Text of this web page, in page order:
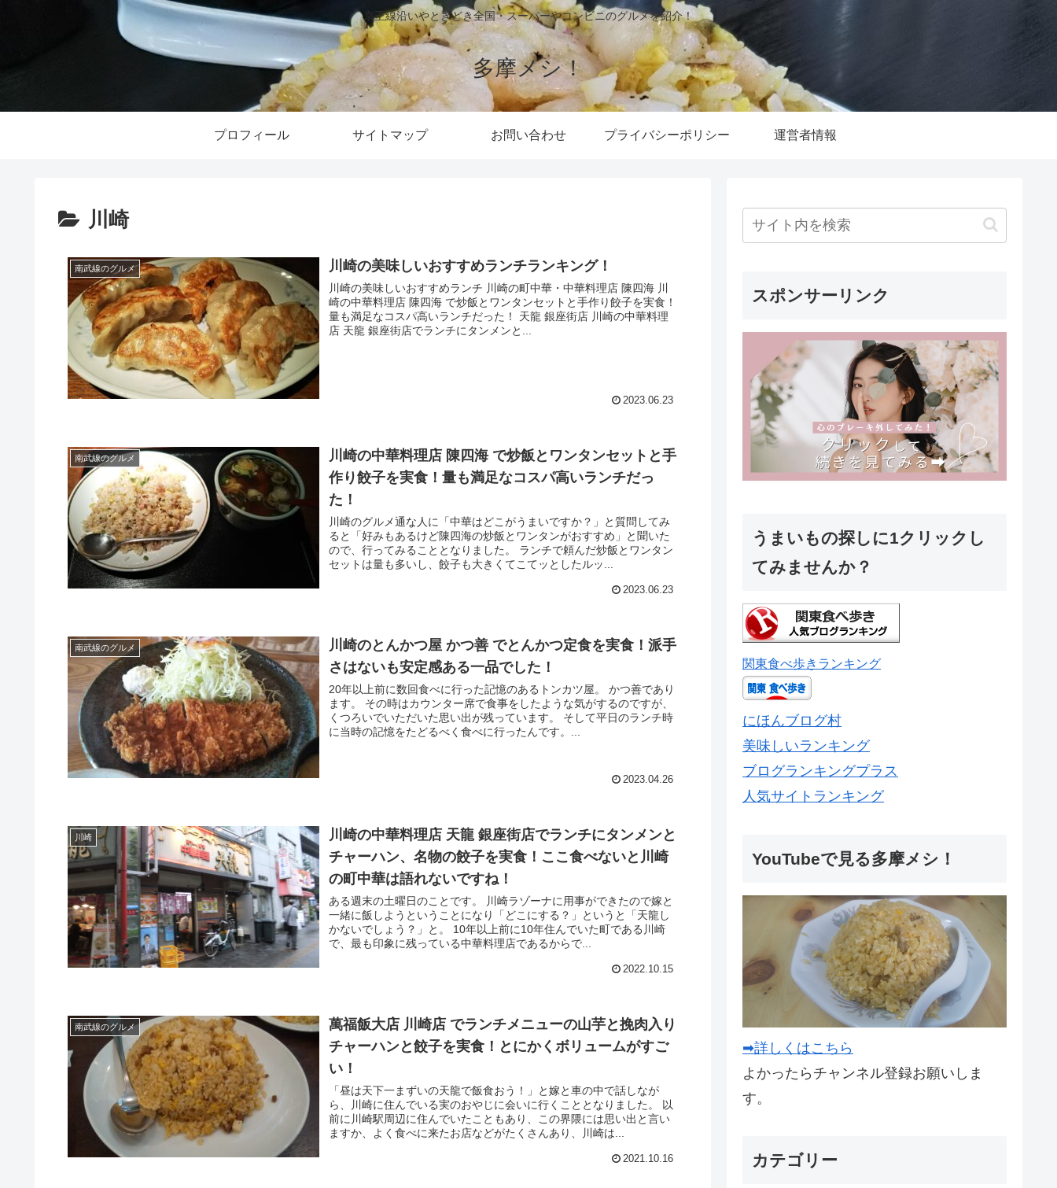
京王線沿いやときどき全国・スーパーやコンビニのグルメを紹介！
多摩メシ！
プロフィール サイトマップ お問い合わせ プライバシーポリシー 運営者情報
川崎
南武線のグルメ 川崎の美味しいおすすめランチランキング！
川崎の美味しいおすすめランチ 川崎の町中華・中華料理店 陳四海 川
崎の中華料理店 陳四海 で炒飯とワンタンセットと手作り餃子を実食！
量も満足なコスパ高いランチだった！ 天龍 銀座街店 川崎の中華料理
店 天龍 銀座街店でランチにタンメンと...
2023.06.23
南武線のグルメ
川崎の中華料理店 陳四海 で炒飯とワンタンセットと手
作り餃子を実食！量も満足なコスパ高いランチだっ
た！
川崎のグルメ通な人に「中華はどこがうまいですか？」と質問してみ
ると「好みもあるけど陳四海の炒飯とワンタンがおすすめ」と聞いた
ので、行ってみることとなりました。 ランチで頼んだ炒飯とワンタン
セットは量も多いし、餃子も大きくてこてッとしたルッ...
2023.06.23
南武線のグルメ
川崎のとんかつ屋 かつ善 でとんかつ定食を実食！派手
さはないも安定感ある一品でした！
20年以上前に数回食べに行った記憶のあるトンカツ屋。 かつ善であり
ます。 その時はカウンター席で食事をしたような気がするのですが、
くつろいでいただいた思い出が残っています。 そして平日のランチ時
に当時の記憶をたどるべく食べに行ったんです。...
2023.04.26
川崎
川崎の中華料理店 天龍 銀座街店でランチにタンメンと
チャーハン、名物の餃子を実食！ここ食べないと川崎
の町中華は語れないですね！
ある週末の土曜日のことです。 川崎ラゾーナに用事ができたので嫁と
一緒に飯しようということになり「どこにする？」というと「天龍し
かないでしょう？」と。 10年以上前に10年住んでいた町である川崎
で、最も印象に残っている中華料理店であるからで...
2022.10.15
南武線のグルメ
萬福飯大店 川崎店 でランチメニューの山芋と挽肉入り
チャーハンと餃子を実食！とにかくボリュームがすご
い！
「昼は天下一まずいの天龍で飯食おう！」と嫁と車の中で話しなが
ら、川崎に住んでいる実のおやじに会いに行くこととなりました。 以
前に川崎駅周辺に住んでいたこともあり、この界隈には思い出と言い
ますか、よく食べに来たお店などがたくさんあり、川崎は...
2021.10.16
スポンサーリンク
うまいもの探しに1クリックし
てみませんか？
関東食べ歩きランキング
にほんブログ村
美味しいランキング
ブログランキングプラス
人気サイトランキング
YouTubeで見る多摩メシ！
➡詳しくはこちら
よかったらチャンネル登録お願いしま
す。
カテゴリー